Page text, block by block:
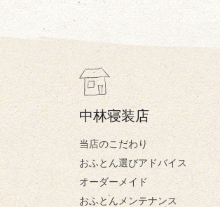
中林寝装店
当店のこだわり
おふとん選びアドバイス
オーダーメイド
おふとんメンテナンス